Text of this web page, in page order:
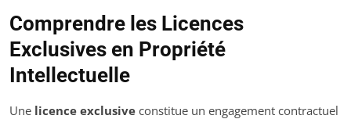
Comprendre les Licences
Exclusives en Propriété
Intellectuelle
Une licence exclusive constitue un engagement contractuel